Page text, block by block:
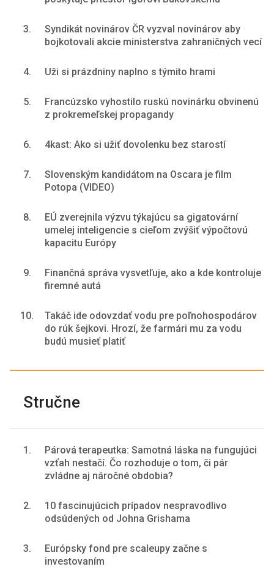
3.
Syndikát novinárov ČR vyzval novinárov aby
bojkotovali akcie ministerstva zahraničných vecí
4. Uži si prázdniny naplno s týmito hrami
5.
Francúzsko vyhostilo ruskú novinárku obvinenú
z prokremeľskej propagandy
6. 4kast: Ako si užiť dovolenku bez starostí
7.
Slovenským kandidátom na Oscara je film
Potopa (VIDEO)
8.
EÚ zverejnila výzvu týkajúcu sa gigatovární
umelej inteligencie s cieľom zvýšiť výpočtovú
kapacitu Európy
9.
Finančná správa vysvetľuje, ako a kde kontroluje
firemné autá
10.
Takáč ide odovzdať vodu pre poľnohospodárov
do rúk šejkovi. Hrozí, že farmári mu za vodu
budú musieť platiť
Stručne
1.
Párová terapeutka: Samotná láska na fungujúci
vzťah nestačí. Čo rozhoduje o tom, či pár
zvládne aj náročné obdobia?
2.
10 fascinujúcich prípadov nespravodlivo
odsúdených od Johna Grishama
3.
Európsky fond pre scaleupy začne s
investovaním